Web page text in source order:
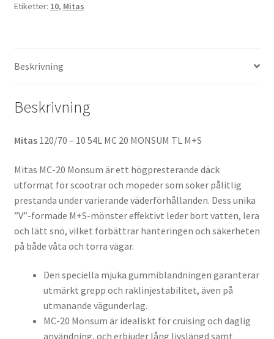
-
(fram/bak)
Etiketter: 10, Mitas
Beskrivning
Beskrivning
Mitas 120/70 – 10 54L MC 20 MONSUM TL M+S
Mitas MC-20 Monsum är ett högpresterande däck
utformat för scootrar och mopeder som söker pålitlig
prestanda under varierande väderförhållanden. Dess unika
”V”-formade M+S-mönster effektivt leder bort vatten, lera
och lätt snö, vilket förbättrar hanteringen och säkerheten
på både våta och torra vägar.
Den speciella mjuka gummiblandningen garanterar
utmärkt grepp och raklinjestabilitet, även på
utmanande vägunderlag.
MC-20 Monsum är idealiskt för cruising och daglig
användning, och erbjuder lång livslängd samt